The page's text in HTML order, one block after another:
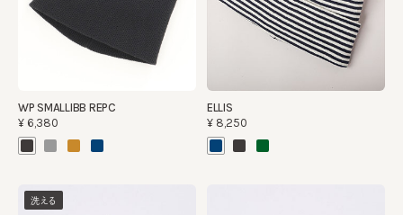
WP SMALLIBB REPC
¥6,380
ELLIS
¥8,250
洗える